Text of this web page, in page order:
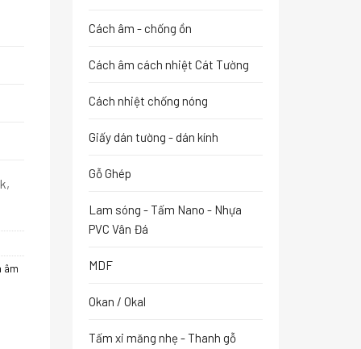
Cách âm - chống ồn
Cách âm cách nhiệt Cát Tường
Cách nhiệt chống nóng
Giấy dán tường - dán kính
Gỗ Ghép
Lam sóng - Tấm Nano - Nhựa
PVC Vân Đá
MDF
Okan / Okal
Tấm xi măng nhẹ - Thanh gỗ
âm